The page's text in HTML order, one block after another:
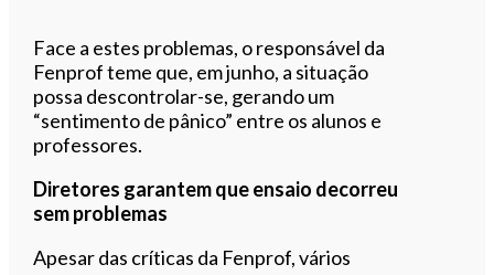
Face a estes problemas, o responsável da
Fenprof teme que, em junho, a situação
possa descontrolar-se, gerando um
“sentimento de pânico” entre os alunos e
professores.
Diretores garantem que ensaio decorreu
sem problemas
Apesar das críticas da Fenprof, vários